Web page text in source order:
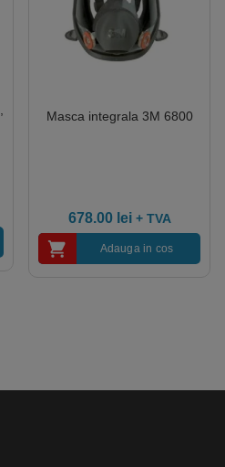
Masca integrala 3M 6800
678.00 lei + TVA
Adauga in cos